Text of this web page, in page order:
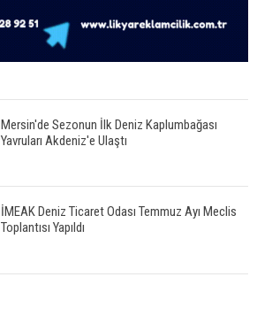
Mersin'de Sezonun İlk Deniz Kaplumbağası
Yavruları Akdeniz'e Ulaştı
İMEAK Deniz Ticaret Odası Temmuz Ayı Meclis
Toplantısı Yapıldı